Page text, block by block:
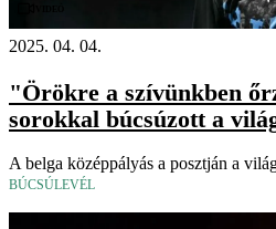
2025. 04. 04.
"Örökre a szívünkben
sorokkal búcsúzott a
A belga középpályás a posztján a
BÚCSÚLEVÉL